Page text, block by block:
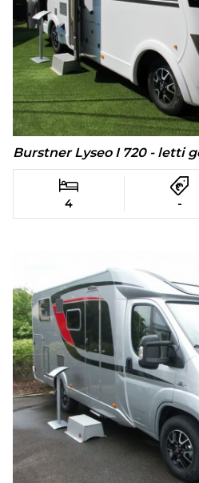
Burstner Lyseo I 720 - letti
4 -